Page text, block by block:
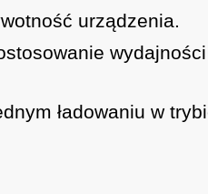
urządzenia.
ładowaniu w